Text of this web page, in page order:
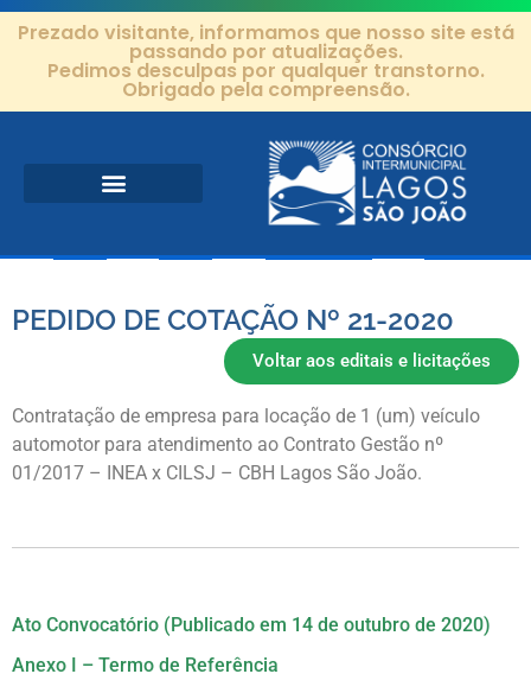
Prezado visitante, informamos que nosso site está
passando por atualizações.
Pedimos desculpas por qualquer transtorno.
Obrigado pela compreensão.
PEDIDO DE COTAÇÃO Nº 21-2020
Voltar aos editais e licitações
Contratação de empresa para locação de 1 (um) veículo
automotor para atendimento ao Contrato Gestão nº
01/2017 – INEA x CILSJ – CBH Lagos São João.
Ato Convocatório (Publicado em 14 de outubro de 2020)
Anexo I – Termo de Referência